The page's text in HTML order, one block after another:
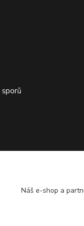
ČR a SR ●
Náš e-shop a